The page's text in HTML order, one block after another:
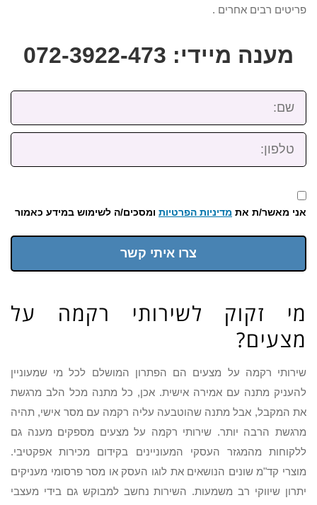
פריטים רבים אחרים .
מענה מיידי: 072-3922-473
שם:
טלפון:
אני מאשר/ת את מדיניות הפרטיות ומסכים/ה לשימוש במידע כאמור
צרו איתי קשר
מי זקוק לשירותי רקמה על
מצעים?
שירותי רקמה על מצעים הם הפתרון המושלם לכל מי שמעוניין
להעניק מתנה עם אמירה אישית. אכן, כל מתנה מכל הלב מרגשת
את המקבל, אבל מתנה שהוטבעה עליה רקמה עם מסר אישי, תהיה
מרגשת הרבה יותר. שירותי רקמה על מצעים מספקים מענה גם
ללקוחות מהמגזר העסקי המעוניינים בקידום מכירות אפקטיבי.
מוצרי קד"מ שונים הנושאים את לוגו העסק או מסר פרסומי מעניקים
יתרון שיווקי רב משמעות. השירות נחשב למבוקש גם בידי מעצבי